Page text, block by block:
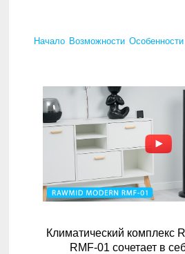
Начало Возможности Особенности
Климатический комплекс
RMF-01 сочетает в